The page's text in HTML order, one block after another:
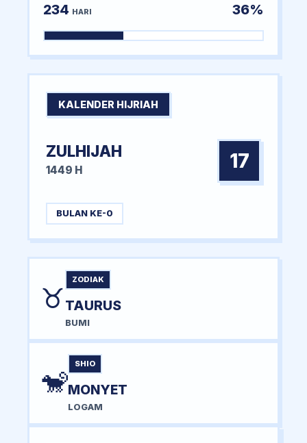
234 HARI 36%
KALENDER HIJRIAH
ZULHIJAH
1449 H 17
BULAN KE-0
♉
ZODIAK
TAURUS
BUMI
🐒
SHIO
MONYET
LOGAM